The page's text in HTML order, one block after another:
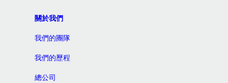
關於我們
我們的團隊
我們的歷程
總公司